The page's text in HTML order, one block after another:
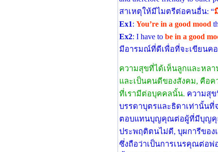
สาเหตุให้มีไมตรีต่อคนอื่น: “
Ex1: You’re in a good mood
Ex2: I have to be in a good
มีอารมณ์ที่ดีเพื่อที่จะเขียนค
ความสุขที่ได้เห็นลูกและหลา
และเป็นคนดีของสังคม, คือ
ที่เรามีต่อบุคคลนั้น. ความสุข
บรรดาบุตรและธิดาเท่านั้นที่
ตอบแทนบุญคุณต่อผู้ที่มีบุญคุณ
ประพฤติตนไม่ดี, บุผการีของ
ซึ่งถือว่าเป็นการเนรคุณต่อ